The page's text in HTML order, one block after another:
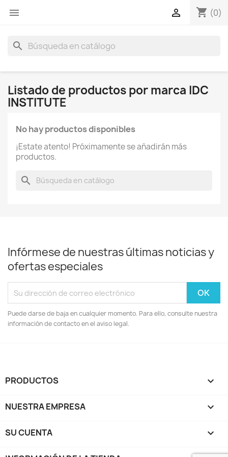
 shopping_cart (0)

search
Listado de productos por marca IDC
INSTITUTE
No hay productos disponibles
¡Estate atento! Próximamente se añadirán más
productos.
search
Infórmese de nuestras últimas noticias y
ofertas especiales
Puede darse de baja en cualquier momento. Para ello, consulte nuestra
información de contacto en el aviso legal.
PRODUCTOS 
NUESTRA EMPRESA 
SU CUENTA 